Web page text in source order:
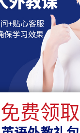
免费领取